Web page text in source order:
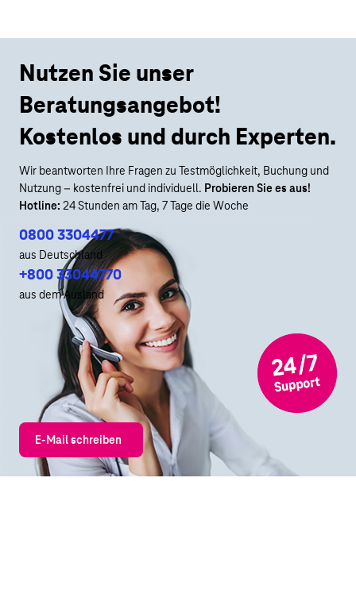
Nutzen Sie unser
Beratungsangebot!
Kostenlos und durch Experten.
Wir beantworten Ihre Fragen zu Testmöglichkeit, Buchung und
Nutzung – kostenfrei und individuell. Probieren Sie es aus!
Hotline: 24 Stunden am Tag, 7 Tage die Woche
0800 3304477
aus Deutschland
+800 33044770
aus dem Ausland
E-Mail schreiben